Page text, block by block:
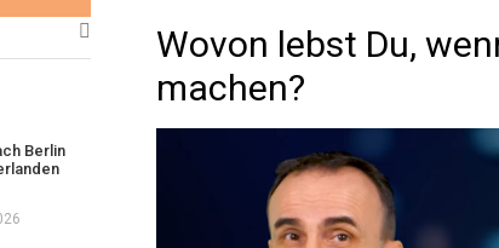
Wovon lebst Du,
machen?
Berlin